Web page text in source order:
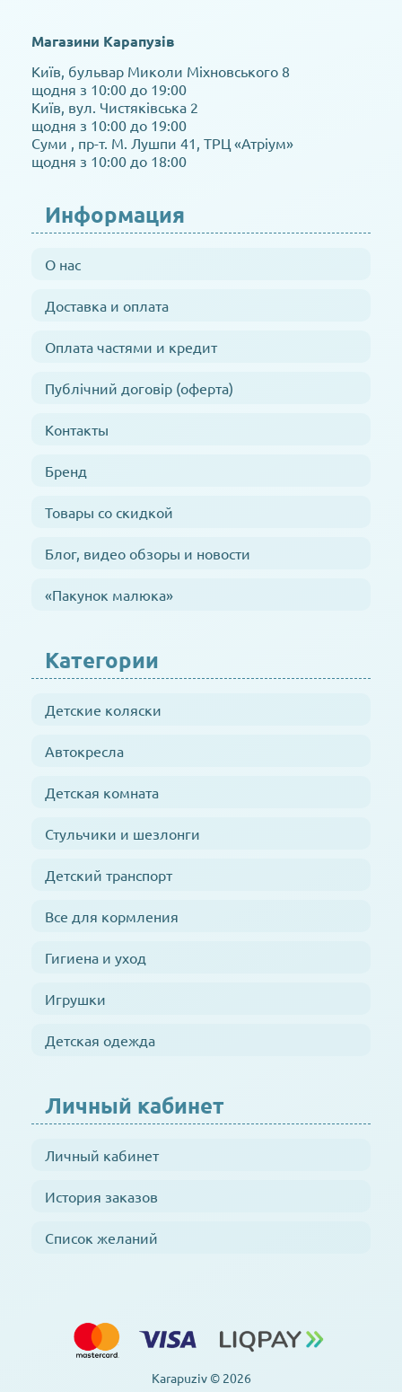
Магазини Карапузів
Київ, бульвар Миколи Міхновського 8
щодня з 10:00 до 19:00
Київ, вул. Чистяківська 2
щодня з 10:00 до 19:00
Суми , пр-т. М. Лушпи 41, ТРЦ «Атріум»
щодня з 10:00 до 18:00
Информация
О нас
Доставка и оплата
Оплата частями и кредит
Публічний договір (оферта)
Контакты
Бренд
Товары со скидкой
Блог, видео обзоры и новости
«Пакунок малюка»
Категории
Детские коляски
Автокресла
Детская комната
Стульчики и шезлонги
Детский транспорт
Все для кормления
Гигиена и уход
Игрушки
Детская одежда
Личный кабинет
Личный кабинет
История заказов
Список желаний
Karapuziv © 2026